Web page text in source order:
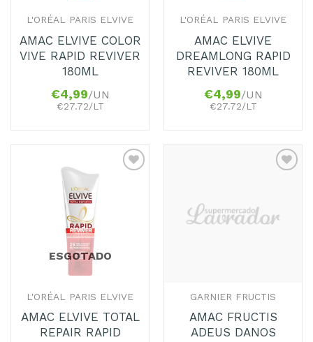
L'ORÉAL PARIS ELVIVE
AMAC ELVIVE COLOR
VIVE RAPID REVIVER
180ML
€4,99/UN
€27.72/LT
L'ORÉAL PARIS ELVIVE
AMAC ELVIVE
DREAMLONG RAPID
REVIVER 180ML
€4,99/UN
€27.72/LT
ESGOTADO
L'ORÉAL PARIS ELVIVE
AMAC ELVIVE TOTAL
REPAIR RAPID
Favoritos
GARNIER FRUCTIS
AMAC FRUCTIS
ADEUS DANOS